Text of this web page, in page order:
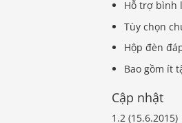
Hỗ trợ bình
Tùy chọn
Hộp đèn
Bao gồm ít
Cập nhật
1.2 (15.6.2015)